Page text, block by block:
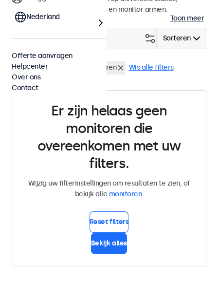
plafondhouders, muurbeugels en monitor armen.
Toon meer
Sorteren
Filter (0)
VESA 75 x 75 19 inch monitoren Wis alle filters
Er zijn helaas geen
monitoren die
overeenkomen met uw
filters.
Wijzig uw filterinstellingen om resultaten te zien, of
bekijk alle monitoren.
Reset filters
Bekijk alles
Nederland
Offerte aanvragen
Helpcenter
Over ons
Contact